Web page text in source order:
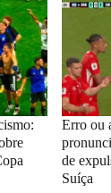
Erro ou
de
Suíça